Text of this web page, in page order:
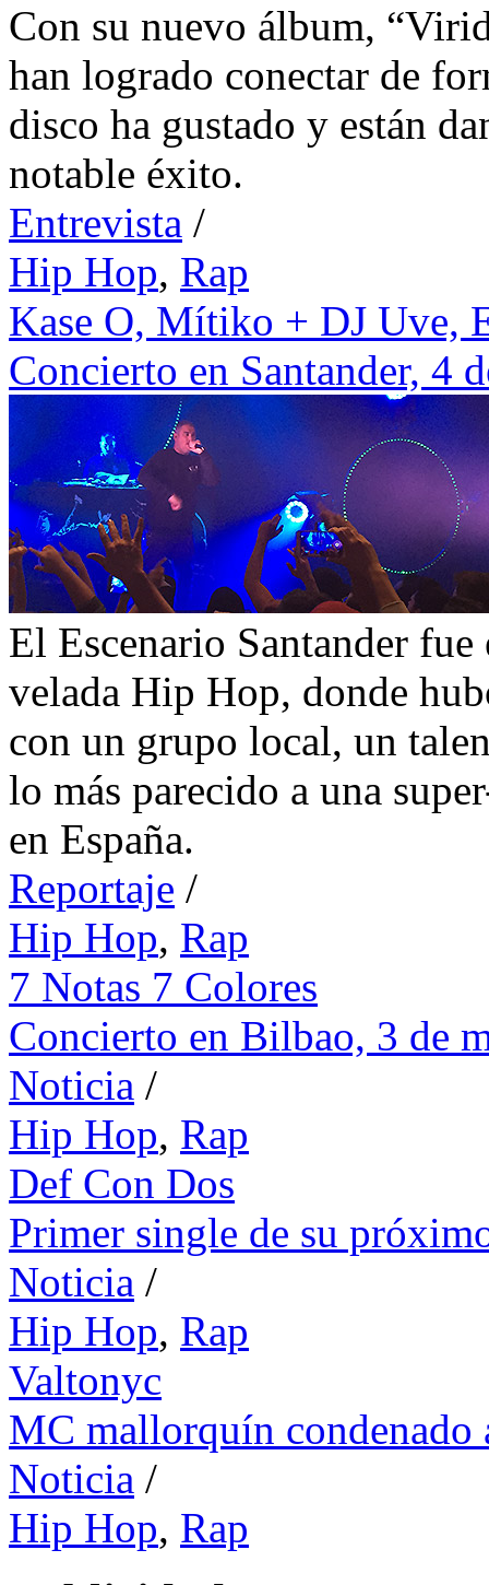
Con su nuevo álbum,
han logrado conectar de
disco ha gustado y están
notable éxito.
Entrevista /
Hip Hop, Rap
Kase O, Mítiko + DJ Uve,
Concierto en Santander, 4
El Escenario Santander
velada Hip Hop, donde
con un grupo local, un
lo más parecido a una
en España.
Reportaje /
Hip Hop, Rap
7 Notas 7 Colores
Concierto en Bilbao, 3 de
Noticia /
Hip Hop, Rap
Def Con Dos
Primer single de su
Noticia /
Hip Hop, Rap
Valtonyc
MC mallorquín condenado
Noticia /
Hip Hop, Rap